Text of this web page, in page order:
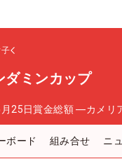
ダミンカップ
25日賞金総額 ―カメリ
ボード 組み合せ ニ